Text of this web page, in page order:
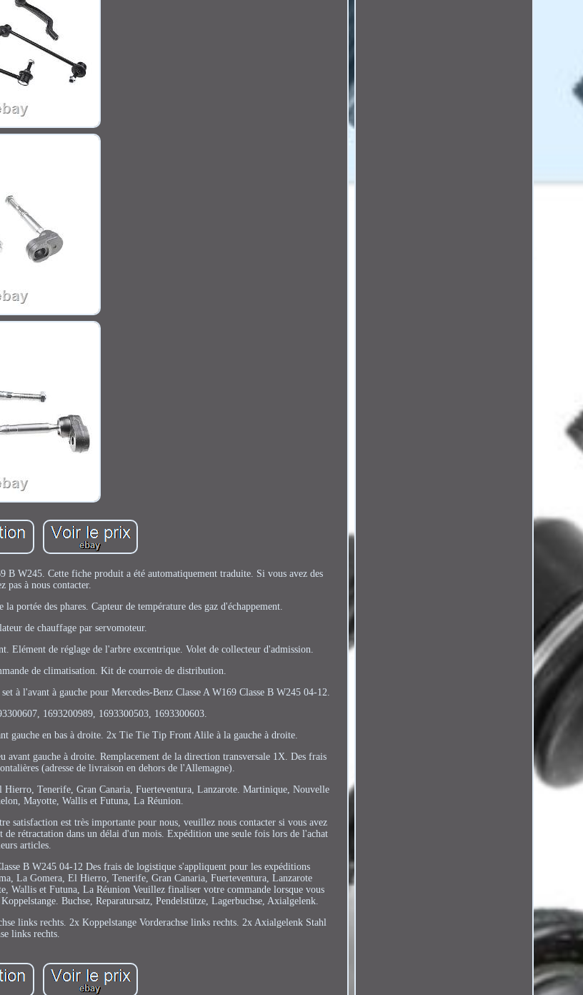
B W245. Cette fiche produit a été automatiquement traduite. Si vous avez des
pas à nous contacter.
portée des phares. Capteur de température des gaz d'échappement.
de chauffage par servomoteur.
Elément de réglage de l'arbre excentrique. Volet de collecteur d'admission.
de climatisation. Kit de courroie de distribution.
à l'avant à gauche pour Mercedes-Benz Classe A W169 Classe B W245 04-12.
1693200989, 1693300503, 1693300603.
gauche en bas à droite. 2x Tie Tie Tip Front Alile à la gauche à droite.
gauche à droite. Remplacement de la direction transversale 1X. Des frais
(adresse de livraison en dehors de l'Allemagne).
Tenerife, Gran Canaria, Fuerteventura, Lanzarote. Martinique, Nouvelle
Mayotte, Wallis et Futuna, La Réunion.
satisfaction est très importante pour nous, veuillez nous contacter si vous avez
rétractation dans un délai d'un mois. Expédition une seule fois lors de l'achat
articles.
B W245 04-12 Des frais de logistique s'appliquent pour les expéditions
La Gomera, El Hierro, Tenerife, Gran Canaria, Fuerteventura, Lanzarote
Wallis et Futuna, La Réunion Veuillez finaliser votre commande lorsque vous
Buchse, Reparatursatz, Pendelstütze, Lagerbuchse, Axialgelenk.
links rechts. 2x Koppelstange Vorderachse links rechts. 2x Axialgelenk Stahl
links rechts.